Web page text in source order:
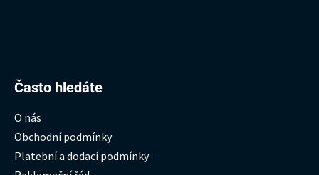
Často hledáte
O nás
Obchodní podmínky
Platební a dodací podmínky
Hledat: